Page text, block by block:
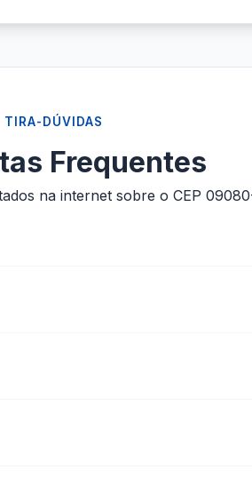
TIRA-DÚVIDAS
Frequentes
na internet sobre o CEP